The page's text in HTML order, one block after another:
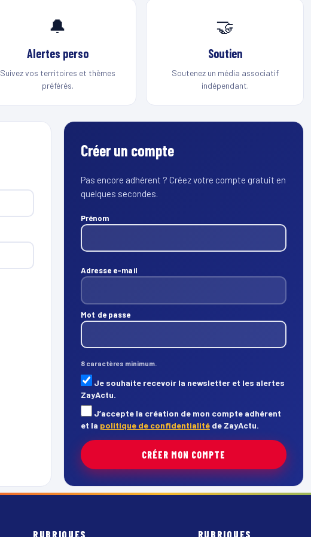
🔔
Alertes perso
Suivez vos territoires et thèmes
préférés.
🤝
Soutien
Soutenez un média associatif
indépendant.
Créer un compte
Pas encore adhérent ? Créez votre compte gratuit en
quelques secondes.
Prénom
Adresse e-mail
Mot de passe
8 caractères minimum.
Je souhaite recevoir la newsletter et les alertes
ZayActu.
J’accepte la création de mon compte adhérent
et la politique de confidentialité de ZayActu.
CRÉER MON COMPTE
RUBRIQUES RUBRIQUES